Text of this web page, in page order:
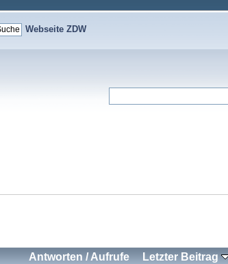
Webseite ZDW
Antworten /Aufrufe Letzter Beitrag